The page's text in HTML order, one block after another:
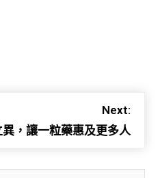
Next:
，讓一粒藥惠及更多人